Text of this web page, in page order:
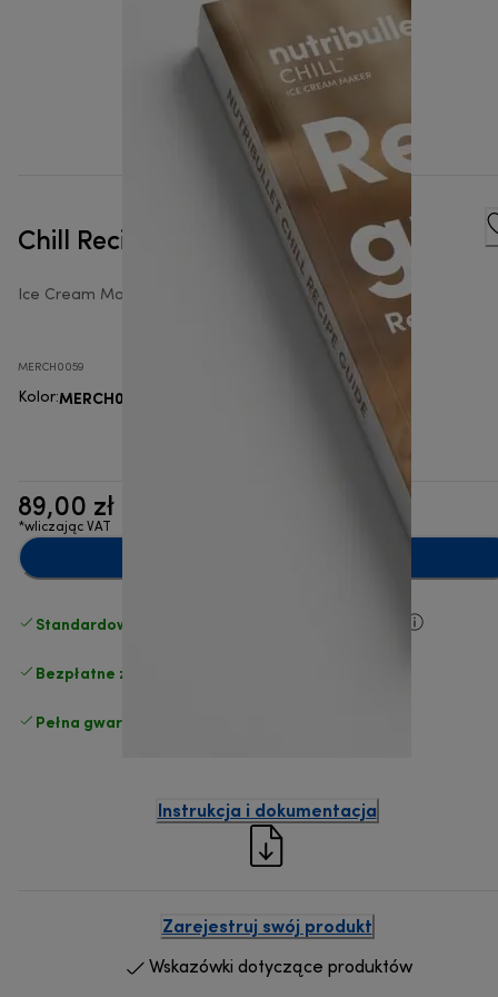
Chill Recipe Book
Ice Cream Makers Accessories
MERCH0059
Kolor:MERCH0059
89,00 zł
*wliczając VAT
Standardowa bezpłatna dostawa
Bezpłatne zwroty
Pełna gwarancja producenta
Instrukcja i dokumentacja
Zarejestruj swój produkt
Wskazówki dotyczące produktów